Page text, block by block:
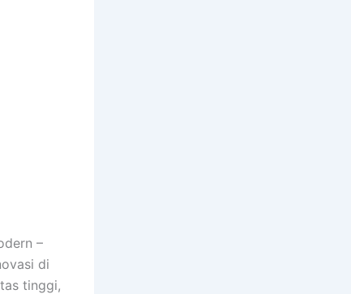
–
di
tinggi,